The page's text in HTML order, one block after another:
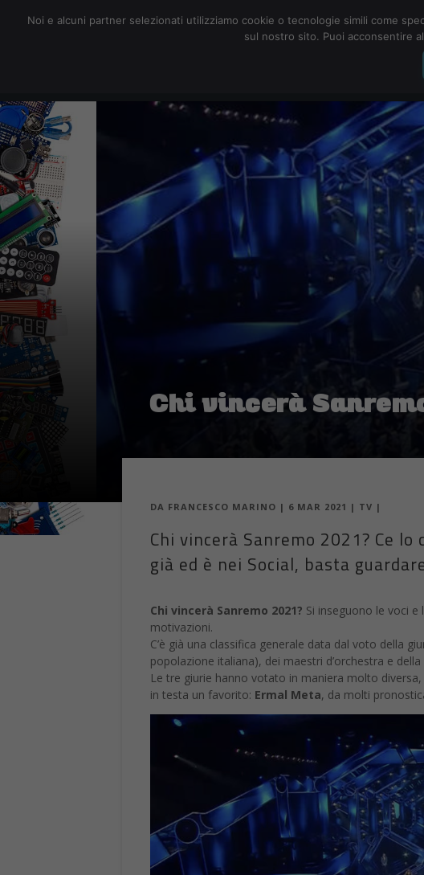
Chi vincerà
DA FRANCESCO MARINO | 6 MAR 2021 | TV |
Chi vincerà Sanremo 2021? Ce
già ed è nei Social, basta
Chi vincerà Sanremo 2021? Si inseguono le voci
motivazioni.
C’è già una classifica generale data dal voto della
popolazione italiana), dei maestri d’orchestra e della
Le tre giurie hanno votato in maniera molto
in testa un favorito: Ermal Meta, da molti
Noi e alcuni partner selezionati utilizziamo cookie o tecnologie simili come
sul nostro sito. Puoi acconsentire